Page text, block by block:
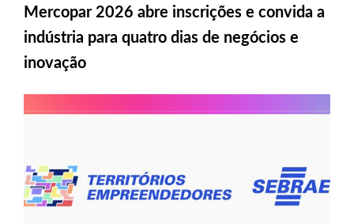
Mercopar 2026 abre inscrições e convida a
indústria para quatro dias de negócios e
inovação